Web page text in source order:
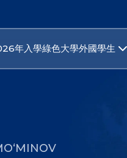
年入學綠色大學外國學生